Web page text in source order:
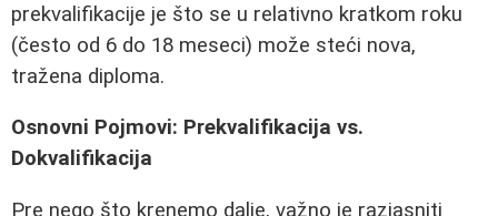
prekvalifikacije je što se u relativno kratkom roku
(često od 6 do 18 meseci) može steći nova,
tražena diploma.
Osnovni Pojmovi: Prekvalifikacija vs.
Dokvalifikacija
Pre nego što krenemo dalje, važno je razjasniti